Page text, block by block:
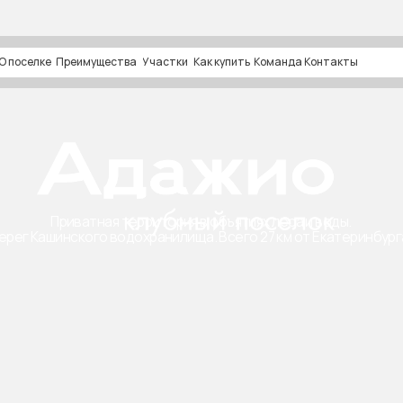
О поселке Преимущества Участки Как купить КомандаКонтакты